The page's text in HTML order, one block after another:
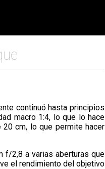
continuó hasta principios
macro 1:4, lo que lo hace
cm, lo que permite hacer
f/2,8 a varias aberturas que
el rendimiento del objetivo